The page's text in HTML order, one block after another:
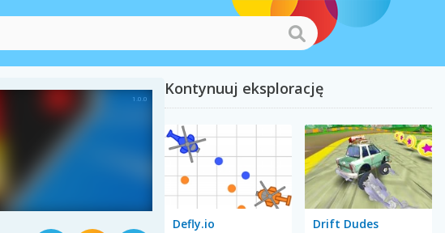
Kontynuuj eksplorację
Defly.io Drift Dudes